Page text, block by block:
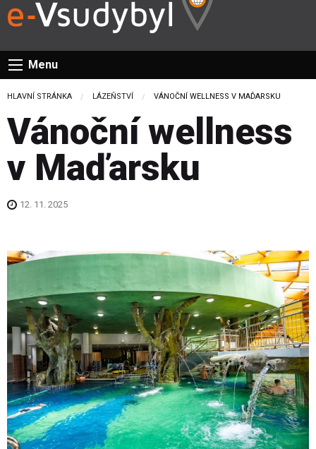
Menu
HLAVNÍ STRÁNKA LÁZEŇSTVÍ CURRENT:
VÁNOČNÍ WELLNESS V MAĎARSKU
Vánoční wellness
v Maďarsku
12. 11. 2025